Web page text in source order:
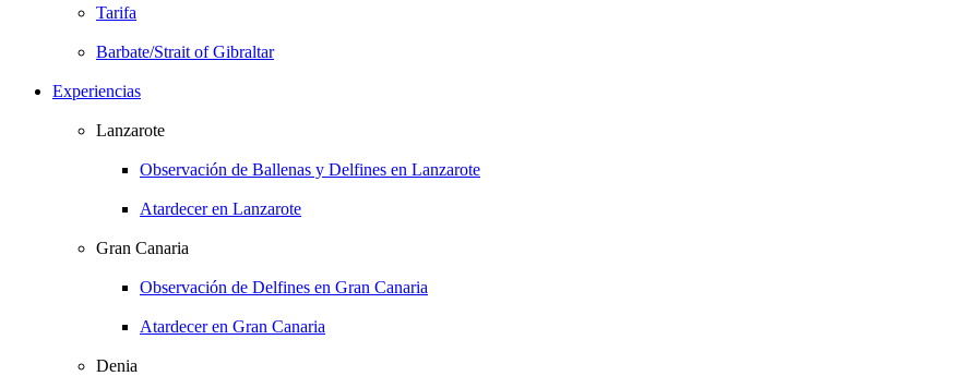
Tarifa
Barbate/Strait of Gibraltar
Experiencias
Lanzarote
Observación de Ballenas y Delfines en Lanzarote
Atardecer en Lanzarote
Gran Canaria
Observación de Delfines en Gran Canaria
Atardecer en Gran Canaria
Denia